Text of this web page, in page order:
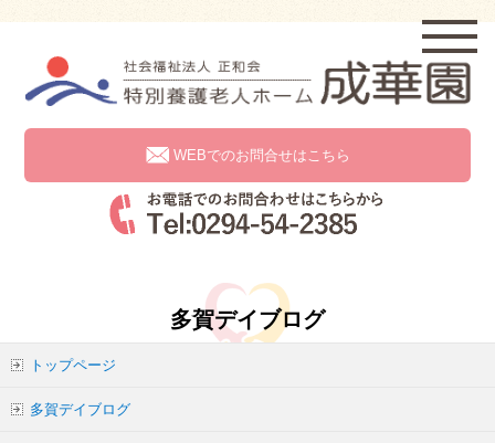
WEBでのお問合せはこちら
多賀デイブログ
トップページ
多賀デイブログ